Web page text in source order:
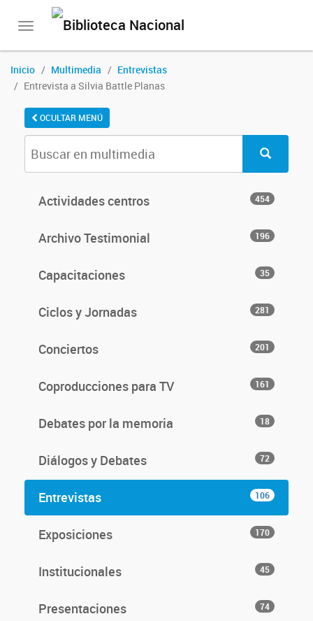
Toggle
Inicio Multimedia
Entrevistas
Entrevista a Silvia Battle Planas
OCULTAR MENÚ
Actividades centros 454
Archivo Testimonial 196
Capacitaciones 35
Ciclos y Jornadas 281
Conciertos 201
Coproducciones para TV 161
Debates por la memoria 18
Diálogos y Debates 72
Entrevistas 106
Exposiciones 170
Institucionales 45
Presentaciones 74